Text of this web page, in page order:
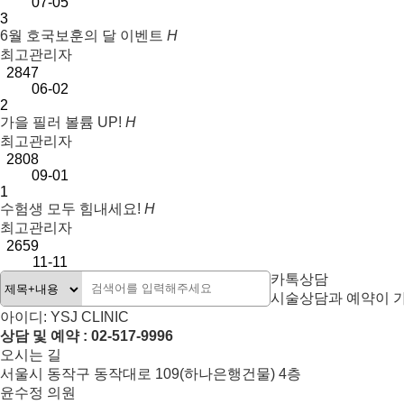
3
6월 호국보훈의 달 이벤트 H
최고관리자
2847
06-02
2
가을 필러 볼륨 UP! H
최고관리자
2808
09-01
1
수험생 모두 힘내세요! H
최고관리자
2659
11-11
카톡상담
시술상담과 예약이
아이디: YSJ CLINIC
상담 및 예약 : 02-517-9996
오시는 길
서울시 동작구 동작대로 109(하나은행건물) 4층
윤수정 의원